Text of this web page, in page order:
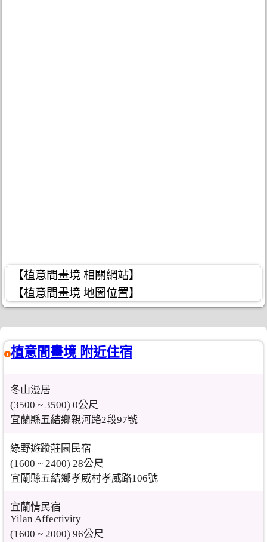
【植意間畫境 相關網站】
【植意間畫境 地圖位置】
植意間畫境 附近住宿
冬山漫居
(3500 ~ 3500) 0公尺
宜蘭縣五結鄉親河路2段97號
綠野遊蹤莊園民宿
(1600 ~ 2400) 28公尺
宜蘭縣五結鄉孝威村孝威路106號
宜蘭情民宿
Yilan Affectivity
(1600 ~ 2000) 96公尺